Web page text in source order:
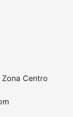
Centro